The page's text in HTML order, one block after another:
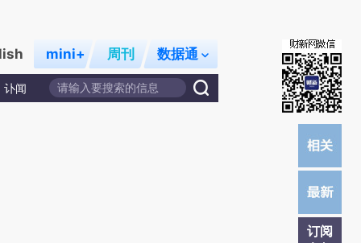
mini+ 周刊 数据通
讣闻
订阅